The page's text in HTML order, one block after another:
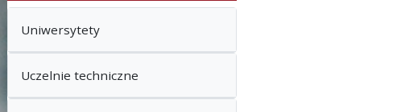
Uniwersytety
Uczelnie techniczne